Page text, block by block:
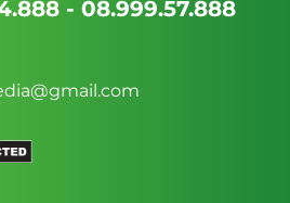
Theme thường và
nông sản
bán hạt điều chuyên
kế với tư duy UX/UI
- 08.999.57.888